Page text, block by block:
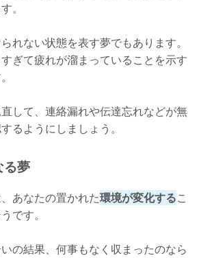
。
れない状態を表す夢でもあります。
ぎて疲れが溜まっていることを示す
して、連絡漏れや伝達忘れなどが無
るようにしましょう。
る夢
あなたの置かれた環境が変化するこ
です。
の結果、何事もなく収まったのなら